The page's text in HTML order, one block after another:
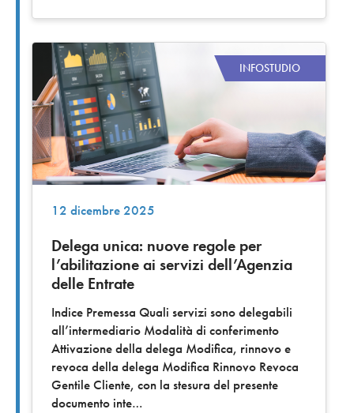
INFOSTUDIO
12 dicembre 2025
Delega unica: nuove regole per
l’abilitazione ai servizi dell’Agenzia
delle Entrate
Indice Premessa Quali servizi sono delegabili
all’intermediario Modalità di conferimento
Attivazione della delega Modifica, rinnovo e
revoca della delega Modifica Rinnovo Revoca
Gentile Cliente, con la stesura del presente
documento inte